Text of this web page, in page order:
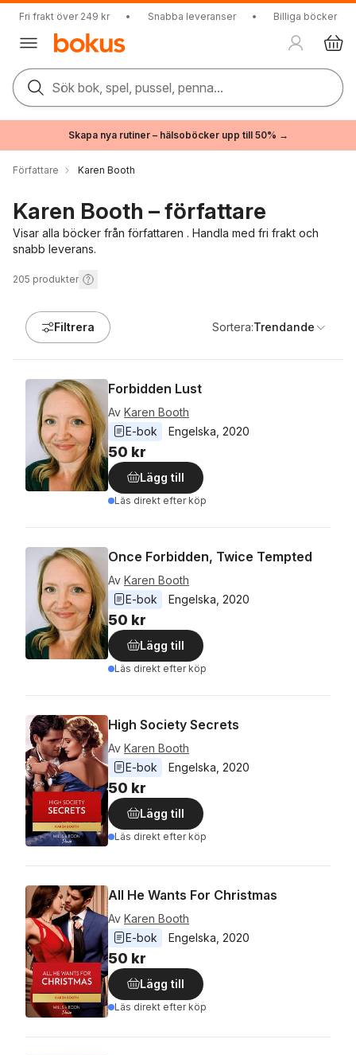
Fri frakt över 249 kr • Snabba leveranser • Billiga böcker
Sök bok, spel, pussel, penna...
Skapa nya rutiner – hälsoböcker upp till 50% →
Författare Karen Booth
Karen Booth – författare
Visar alla böcker från författaren . Handla med fri frakt och
snabb leverans.
205 produkter
Filtrera Sortera:Trendande
Forbidden Lust
Av Karen Booth
E-bok
Engelska 2020
50 kr
Lägg till
Läs direkt efter köp
Once Forbidden, Twice Tempted
Av Karen Booth
E-bok
Engelska 2020
50 kr
Lägg till
Läs direkt efter köp
High Society Secrets
Av Karen Booth
E-bok
Engelska 2020
50 kr
Lägg till
Läs direkt efter köp
All He Wants For Christmas
Av Karen Booth
E-bok
Engelska 2020
50 kr
Lägg till
Läs direkt efter köp